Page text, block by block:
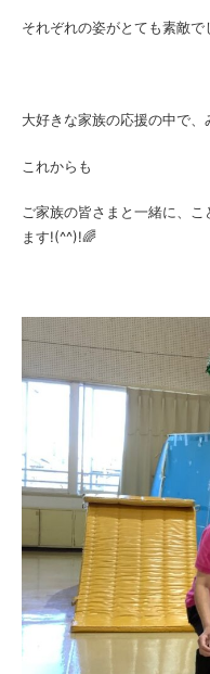
それぞれの姿がとても素敵で
大好きな家族の応援の中で、
これからも
ご家族の皆さまと一緒に、
ます!(^^)!🌈